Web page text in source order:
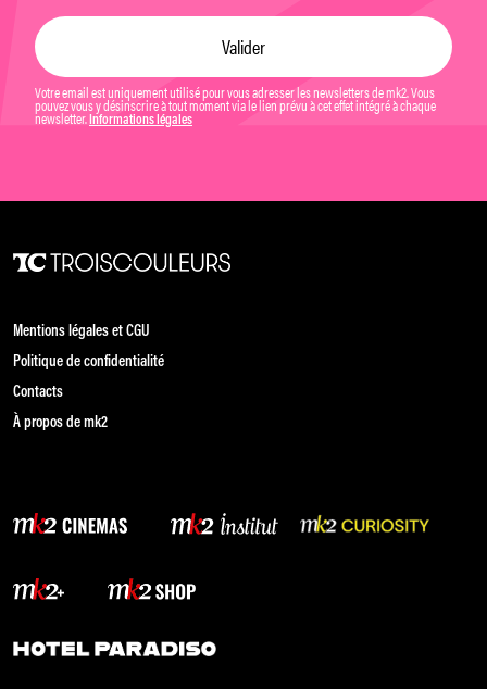
Votre email est uniquement utilisé pour vous adresser les newsletters de mk2. Vous
pouvez vous y désinscrire à tout moment via le lien prévu à cet effet intégré à chaque
newsletter. Informations légales
Mentions légales et CGU
Politique de confidentialité
Contacts
À propos de mk2